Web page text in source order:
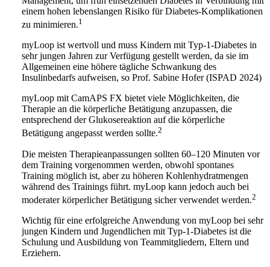
einem hohen lebenslangen Risiko für Diabetes-Komplikationen
zu minimieren.1
myLoop ist wertvoll und muss Kindern mit Typ-1-Diabetes in
sehr jungen Jahren zur Verfügung gestellt werden, da sie im
Allgemeinen eine höhere tägliche Schwankung des
Insulinbedarfs aufweisen, so Prof. Sabine Hofer (ISPAD 2024)
myLoop mit CamAPS FX bietet viele Möglichkeiten, die
Therapie an die körperliche Betätigung anzupassen, die
entsprechend der Glukosereaktion auf die körperliche
Betätigung angepasst werden sollte.2
Die meisten Therapieanpassungen sollten 60–120 Minuten vor
dem Training vorgenommen werden, obwohl spontanes
Training möglich ist, aber zu höheren Kohlenhydratmengen
während des Trainings führt. myLoop kann jedoch auch bei
moderater körperlicher Betätigung sicher verwendet werden.2
Wichtig für eine erfolgreiche Anwendung von myLoop bei sehr
jungen Kindern und Jugendlichen mit Typ-1-Diabetes ist die
Schulung und Ausbildung von Teammitgliedern, Eltern und
Erziehern.